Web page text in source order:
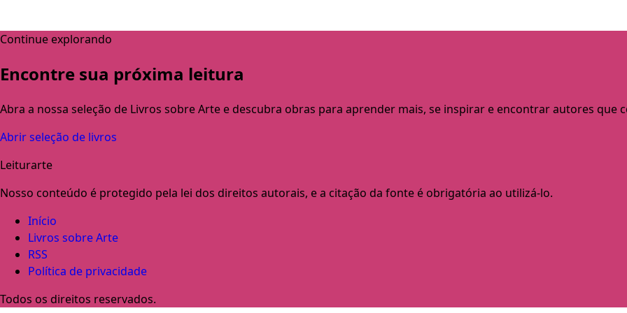
Continue explorando
Encontre sua próxima leitura
Abra a nossa seleção de Livros sobre Arte e descubra obras para aprender mais, se inspirar e encontrar autores que
Abrir seleção de livros
Leiturarte
Nosso conteúdo é protegido pela lei dos direitos autorais, e a citação da fonte é obrigatória ao utilizá-lo.
Início
Livros sobre Arte
RSS
Política de privacidade
Todos os direitos reservados.